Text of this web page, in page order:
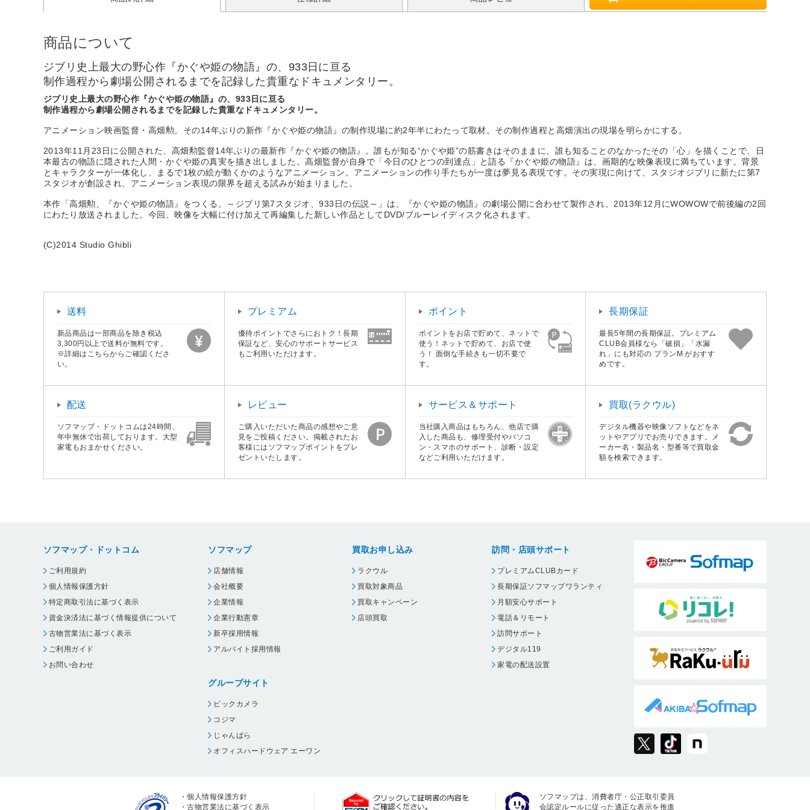
商品について
ジブリ史上最大の野心作『かぐや姫の物語』の、933日に亘る
制作過程から劇場公開されるまでを記録した貴重なドキュメンタリー。
ジブリ史上最大の野心作『かぐや姫の物語』の、933日に亘る
制作過程から劇場公開されるまでを記録した貴重なドキュメンタリー。
アニメーション映画監督・高畑勲。その14年ぶりの新作『かぐや姫の物語』の制作現場に約2年半にわたって取材。その制作過程と高畑演出の現場を明らかにする。
2013年11月23日に公開された、高畑勲監督14年ぶりの最新作『かぐや姫の物語』。誰もが知る“かぐや姫”の筋書きはそのままに、誰も知ることのなかったその「心」を描くことで、日
本最古の物語に隠された人間・かぐや姫の真実を描き出しました。高畑監督が自身で「今日のひとつの到達点」と語る『かぐや姫の物語』は、画期的な映像表現に満ちています。背景
とキャラクターが一体化し、まるで1枚の絵が動くかのようなアニメーション。アニメーションの作り手たちが一度は夢見る表現です。その実現に向けて、スタジオジブリに新たに第7
スタジオが創設され、アニメーション表現の限界を超える試みが始まりました。
本作「高畑勲、『かぐや姫の物語』をつくる。～ジブリ第7スタジオ、933日の伝説～」は、『かぐや姫の物語』の劇場公開に合わせて製作され、2013年12月にWOWOWで前後編の2回
にわたり放送されました。今回、映像を大幅に付け加えて再編集した新しい作品としてDVD/ブルーレイディスク化されます。
(C)2014 Studio Ghibli
送料
新品商品は一部商品を除き税込
3,300円以上で送料が無料です。
※詳細はこちらからご確認くださ
い。
プレミアム
優待ポイントでさらにおトク！長期
保証など、安心のサポートサービス
もご利用いただけます。
ポイント
ポイントをお店で貯めて、ネットで
使う！ネットで貯めて、お店で使
う！ 面倒な手続きも一切不要で
す。
長期保証
最長5年間の長期保証。プレミアム
CLUB会員様なら「破損」「水漏
れ」にも対応の プランM がおすす
めです。
配送
ソフマップ・ドットコムは24時間、
年中無休で出荷しております。大型
家電もおまかせください。
レビュー
ご購入いただいた商品の感想やご意
見をご投稿ください。掲載されたお
客様にはソフマップポイントをプレ
ゼントいたします。
サービス＆サポート
当社購入商品はもちろん、他店で購
入した商品も、修理受付やパソコ
ン・スマホのサポート、診断・設定
などご利用いただけます。
買取(ラクウル)
デジタル機器や映像ソフトなどをネ
ットやアプリでお売りできます。メ
ーカー名・製品名・型番等で買取金
額を検索できます。
ソフマップ・ドットコム
ご利用規約
個人情報保護方針
特定商取引法に基づく表示
資金決済法に基づく情報提供について
古物営業法に基づく表示
ご利用ガイド
お問い合わせ
ソフマップ
店舗情報
会社概要
企業情報
企業行動憲章
新卒採用情報
アルバイト採用情報
グループサイト
ビックカメラ
コジマ
じゃんぱら
オフィスハードウェア エーワン
買取お申し込み
ラクウル
買取対象商品
買取キャンペーン
店頭買取
訪問・店頭サポート
プレミアムCLUBカード
長期保証ソフマップワランティ
月額安心サポート
電話＆リモート
訪問サポート
デジタル119
家電の配送設置
・個人情報保護方針
・古物営業法に基づく表示
ソフマップは、消費者庁・公正取引委員
会認定ルールに従った適正な表示を推進